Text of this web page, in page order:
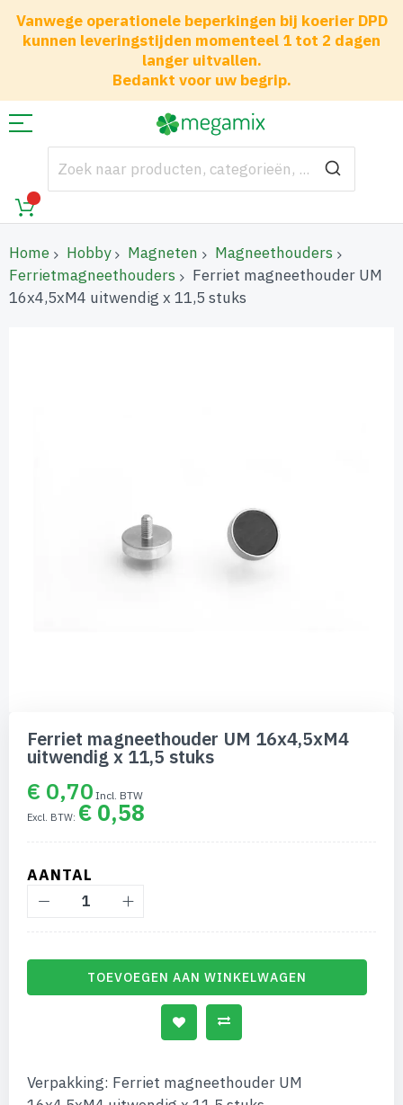
Vanwege operationele beperkingen bij koerier DPD
kunnen leveringstijden momenteel 1 tot 2 dagen
langer uitvallen.
Bedankt voor uw begrip.
Home Hobby Magneten
Magneethouders
Ferrietmagneethouders
Ferriet magneethouder UM
16x4,5xM4 uitwendig x 11,5 stuks
naar
begin
afbeeldingen-
gallerij
Ferriet magneethouder UM 16x4,5xM4
uitwendig x 11,5 stuks
€ 0,70
€ 0,58
AANTAL
TOEVOEGEN AAN WINKELWAGEN
Verpakking: Ferriet magneethouder UM